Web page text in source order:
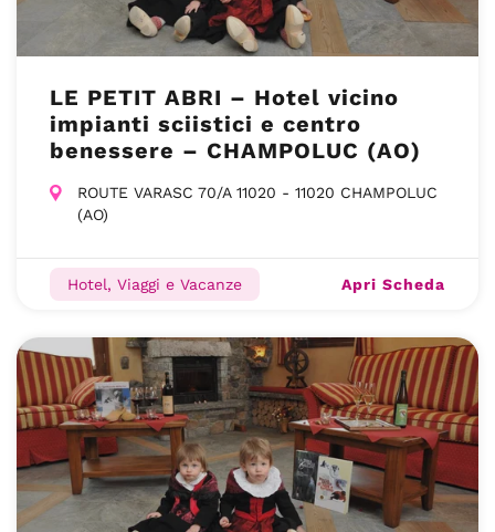
LE PETIT ABRI – Hotel vicino
impianti sciistici e centro
benessere – CHAMPOLUC (AO)
ROUTE VARASC 70/A 11020 - 11020 CHAMPOLUC
(AO)
Hotel, Viaggi e Vacanze Apri Scheda